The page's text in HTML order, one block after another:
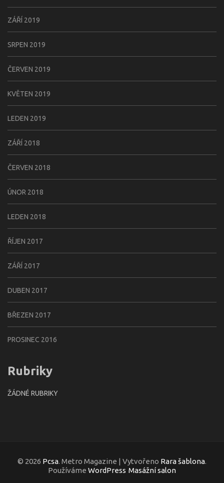
ZÁŘÍ 2019
SRPEN 2019
ČERVEN 2019
KVĚTEN 2019
LEDEN 2019
ZÁŘÍ 2018
ČERVEN 2018
ÚNOR 2018
LEDEN 2018
ŘÍJEN 2017
ZÁŘÍ 2017
DUBEN 2017
BŘEZEN 2017
PROSINEC 2016
Rubriky
ŽÁDNÉ RUBRIKY
© 2026 Pcsa. Metro Magazine | Vytvořeno Rara šablona.
Používáme WordPress Masážní salon